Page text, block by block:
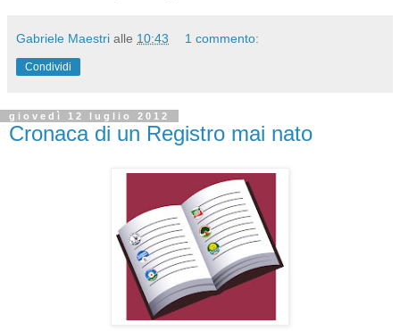
Gabriele Maestri alle 10:43 1 commento:
Condividi
giovedì 12 luglio 2012
Cronaca di un Registro mai nato